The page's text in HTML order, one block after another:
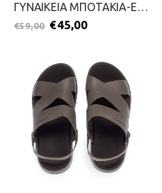
ΓΥΝΑΙΚΕΙΑ ΜΠΟΤΑΚΙΑ-ENVIE-2211-0159-ΛΑΔΙ
€59,00 €45,00